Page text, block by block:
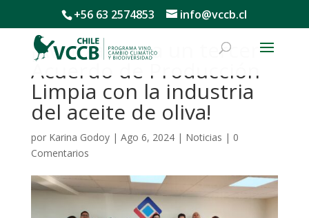
+56 63 2574853 info@vccb.cl
¡Avanzamos a un tercer
Acuerdo de Producción
Limpia con la industria
del aceite de oliva!
por Karina Godoy| Ago 6, 2024| Noticias | 0
Comentarios